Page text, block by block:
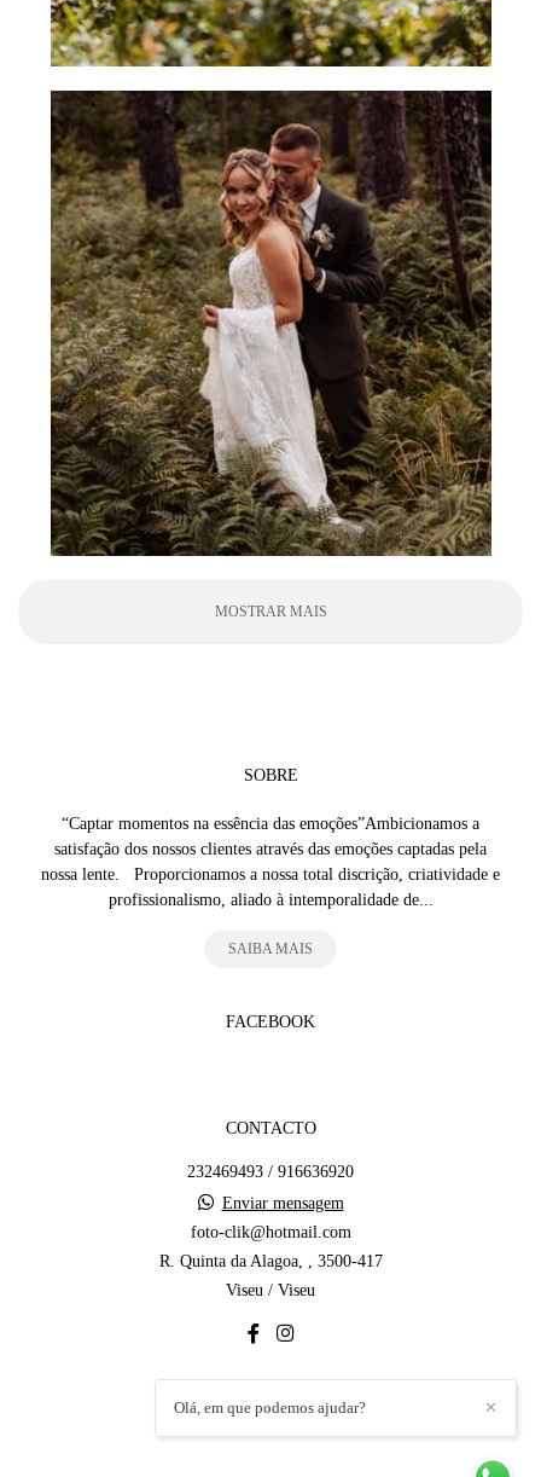
MOSTRAR MAIS
SOBRE
“Captar momentos na essência das emoções”Ambicionamos a
satisfação dos nossos clientes através das emoções captadas pela
nossa lente. Proporcionamos a nossa total discrição, criatividade e
profissionalismo, aliado à intemporalidade de...
SAIBA MAIS
FACEBOOK
CONTACTO
232469493 / 916636920
Enviar mensagem
foto-clik@hotmail.com
R. Quinta da Alagoa, , 3500-417
Viseu / Viseu
CONTACTO ✕
Olá, em que podemos ajudar?